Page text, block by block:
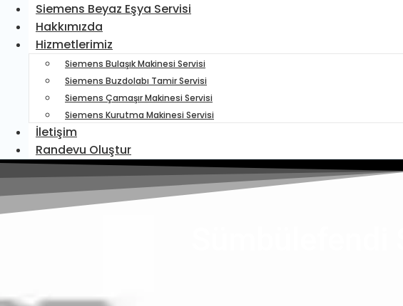
Siemens Beyaz Eşya Servisi
Hakkımızda
Hizmetlerimiz
Siemens Bulaşık Makinesi Servisi
Siemens Buzdolabı Tamir Servisi
Siemens Çamaşır Makinesi Servisi
Siemens Kurutma Makinesi Servisi
İletişim
Randevu Oluştur